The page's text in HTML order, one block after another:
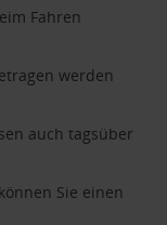
Fahren
werden
auch tagsüber
Sie einen